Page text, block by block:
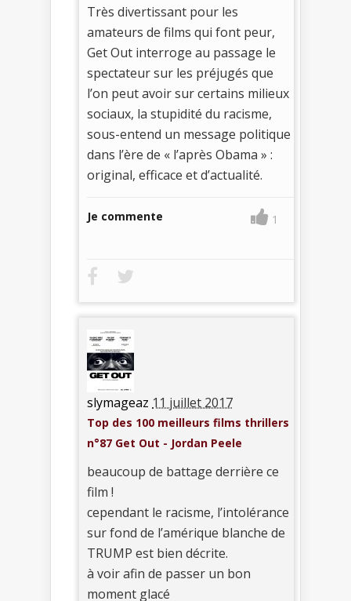
Très divertissant pour les
amateurs de films qui font peur,
Get Out interroge au passage le
spectateur sur les préjugés que
l’on peut avoir sur certains milieux
sociaux, la stupidité du racisme,
sous-entend un message politique
dans l’ère de « l’après Obama » :
original, efficace et d’actualité.
Je commente 1
slymageaz 11 juillet 2017
Top des 100 meilleurs films thrillers
n°87 Get Out - Jordan Peele
beaucoup de battage derrière ce
film !
cependant le racisme, l’intolérance
sur fond de l’amérique blanche de
TRUMP est bien décrite.
à voir afin de passer un bon
moment glacé